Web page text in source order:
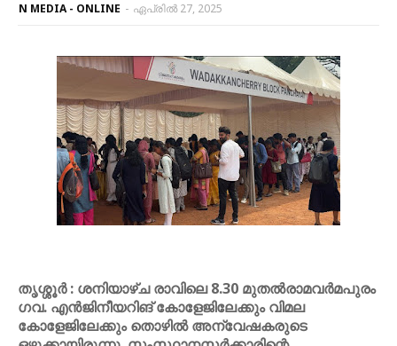
N MEDIA - ONLINE - ഏപ്രിൽ 27, 2025
തൃശ്ശൂർ : ശനിയാഴ്‌ച രാവിലെ 8.30 മുതൽരാമവർമപുരം
ഗവ. എൻജിനീയറിങ് കോളേജിലേക്കും വിമല
കോളേജിലേക്കും തൊഴിൽ അന്വേഷകരുടെ